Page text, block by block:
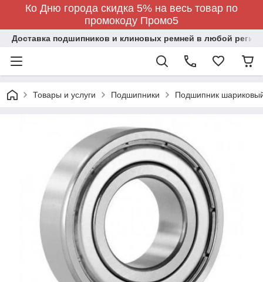
Ко Дню города скидка 5% на весь товар по
промокоду Промо5
Доставка подшипников и клиновых ремней в любой регион
Товары и услуги Подшипники Подшипник